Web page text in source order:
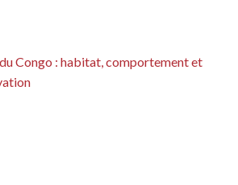
Congo : habitat, comportement et